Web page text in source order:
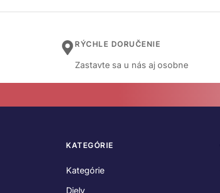
RÝCHLE DORUČENIE
Zastavte sa u nás aj osobne
KATEGÓRIE
Kategórie
Diely